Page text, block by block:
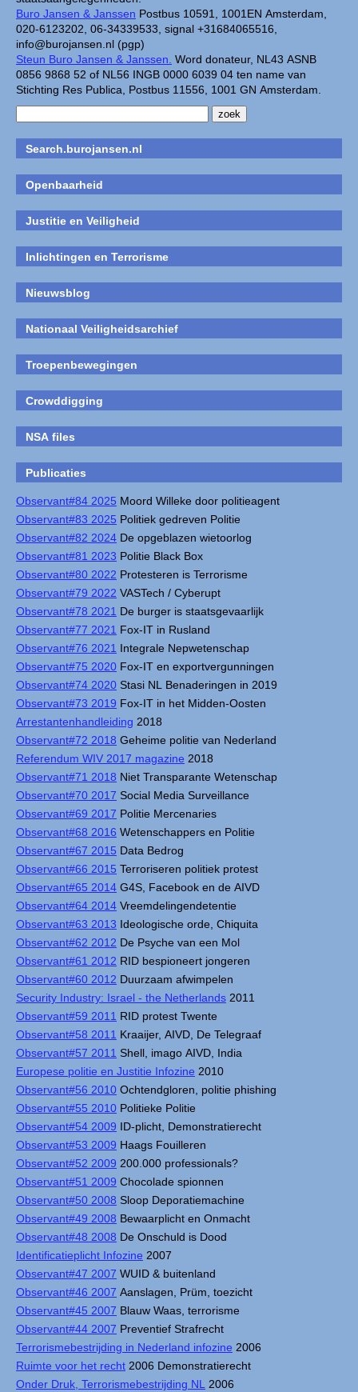
Buro Jansen & Janssen Postbus 10591, 1001EN Amsterdam,
020-6123202, 06-34339533, signal +31684065516,
info@burojansen.nl (pgp)
Steun Buro Jansen & Janssen. Word donateur, NL43 ASNB
0856 9868 52 of NL56 INGB 0000 6039 04 ten name van
Stichting Res Publica, Postbus 11556, 1001 GN Amsterdam.
Search.burojansen.nl
Openbaarheid
Justitie en Veiligheid
Inlichtingen en Terrorisme
Nieuwsblog
Nationaal Veiligheidsarchief
Troepenbewegingen
Crowddigging
NSA files
Publicaties
Observant#84 2025 Moord Willeke door politieagent
Observant#83 2025 Politiek gedreven Politie
Observant#82 2024 De opgeblazen wietoorlog
Observant#81 2023 Politie Black Box
Observant#80 2022 Protesteren is Terrorisme
Observant#79 2022 VASTech / Cyberupt
Observant#78 2021 De burger is staatsgevaarlijk
Observant#77 2021 Fox-IT in Rusland
Observant#76 2021 Integrale Nepwetenschap
Observant#75 2020 Fox-IT en exportvergunningen
Observant#74 2020 Stasi NL Benaderingen in 2019
Observant#73 2019 Fox-IT in het Midden-Oosten
Arrestantenhandleiding 2018
Observant#72 2018 Geheime politie van Nederland
Referendum WIV 2017 magazine 2018
Observant#71 2018 Niet Transparante Wetenschap
Observant#70 2017 Social Media Surveillance
Observant#69 2017 Politie Mercenaries
Observant#68 2016 Wetenschappers en Politie
Observant#67 2015 Data Bedrog
Observant#66 2015 Terroriseren politiek protest
Observant#65 2014 G4S, Facebook en de AIVD
Observant#64 2014 Vreemdelingendetentie
Observant#63 2013 Ideologische orde, Chiquita
Observant#62 2012 De Psyche van een Mol
Observant#61 2012 RID bespioneert jongeren
Observant#60 2012 Duurzaam afwimpelen
Security Industry: Israel - the Netherlands 2011
Observant#59 2011 RID protest Twente
Observant#58 2011 Kraaijer, AIVD, De Telegraaf
Observant#57 2011 Shell, imago AIVD, India
Europese politie en Justitie Infozine 2010
Observant#56 2010 Ochtendgloren, politie phishing
Observant#55 2010 Politieke Politie
Observant#54 2009 ID-plicht, Demonstratierecht
Observant#53 2009 Haags Fouilleren
Observant#52 2009 200.000 professionals?
Observant#51 2009 Chocolade spionnen
Observant#50 2008 Sloop Deporatiemachine
Observant#49 2008 Bewaarplicht en Onmacht
Observant#48 2008 De Onschuld is Dood
Identificatieplicht Infozine 2007
Observant#47 2007 WUID & buitenland
Observant#46 2007 Aanslagen, Prüm, toezicht
Observant#45 2007 Blauw Waas, terrorisme
Observant#44 2007 Preventief Strafrecht
Terrorismebestrijding in Nederland infozine 2006
Ruimte voor het recht 2006 Demonstratierecht
Onder Druk, Terrorismebestrijding NL
2006